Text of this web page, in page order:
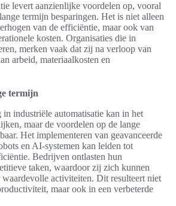
levert aanzienlijke voordelen op, vooral
termijn besparingen. Het is niet alleen
van de efficiëntie, maar ook van
kosten. Organisaties die in
merken vaak dat zij na verloop van
arbeid, materiaalkosten en
termijn
industriële automatisatie kan in het
maar de voordelen op de lange
Het implementeren van geavanceerde
en AI-systemen kan leiden tot
Bedrijven ontlasten hun
taken, waardoor zij zich kunnen
waardevolle activiteiten. Dit resulteert niet
maar ook in een verbeterde